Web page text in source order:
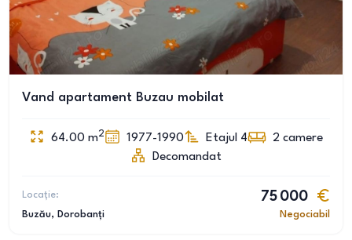
Vand apartament Buzau mobilat
64.00 m2 1977-1990 Etajul 4 2 camere
Decomandat
Locație:
Buzău, Dorobanți
75 000
Negociabil